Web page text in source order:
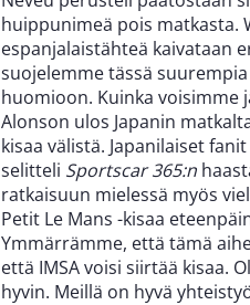
huippunimeä pois matkasta.
espanjalaistähteä kaivataan
suojelemme tässä
huomioon. Kuinka voisimme
Alonson ulos Japanin
kisaa välistä. Japanilaiset
selitteli Sportscar 365:n
ratkaisuun mielessä myös
Petit Le Mans -kisaa
Ymmärrämme, että tämä
että IMSA voisi siirtää kisaa.
hyvin. Meillä on hyvä